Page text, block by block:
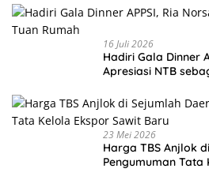
16 Juli 2026
Hadiri Gala Dinner
Apresiasi NTB
23 Mei 2026
Harga TBS Anjlok
Pengumuman Tata